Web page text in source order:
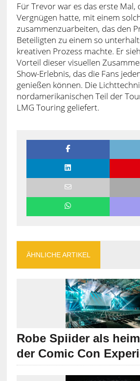
Für Trevor war es das erste Mal,
Vergnügen hatte, mit einem
zusammenzuarbeiten, das den
Beteiligten zu einem so
kreativen Prozess machte. Er
Vorteil dieser visuellen
Show-Erlebnis, das die Fans
genießen können. Die
nordamerikanischen Teil der
LMG Touring geliefert.
ÄHNLICHE ARTIKEL
Robe Spiider als
der Comic Con